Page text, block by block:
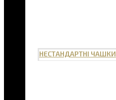
НЕСТАНДАРТНІ ЧАШКИ